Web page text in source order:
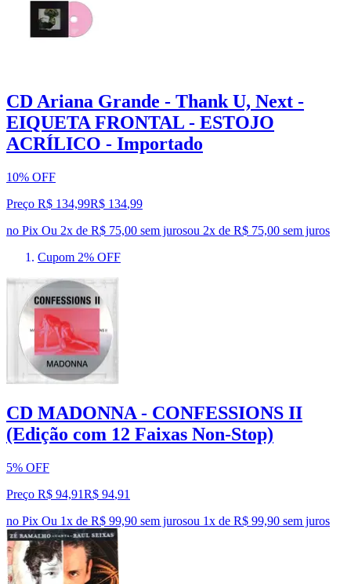
CD Ariana Grande - Thank U, Next -
EIQUETA FRONTAL - ESTOJO
ACRÍLICO - Importado
10% OFF
Preço R$ 134,99R$ 134,99
no Pix Ou 2x de R$ 75,00 sem jurosou 2x de R$ 75,00 sem juros
Cupom 2% OFF
CD MADONNA - CONFESSIONS II
(Edição com 12 Faixas Non-Stop)
5% OFF
Preço R$ 94,91R$ 94,91
no Pix Ou 1x de R$ 99,90 sem jurosou 1x de R$ 99,90 sem juros